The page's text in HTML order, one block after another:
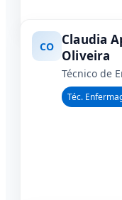
CO
Claudia
Oliveira
Técnico de
Téc.